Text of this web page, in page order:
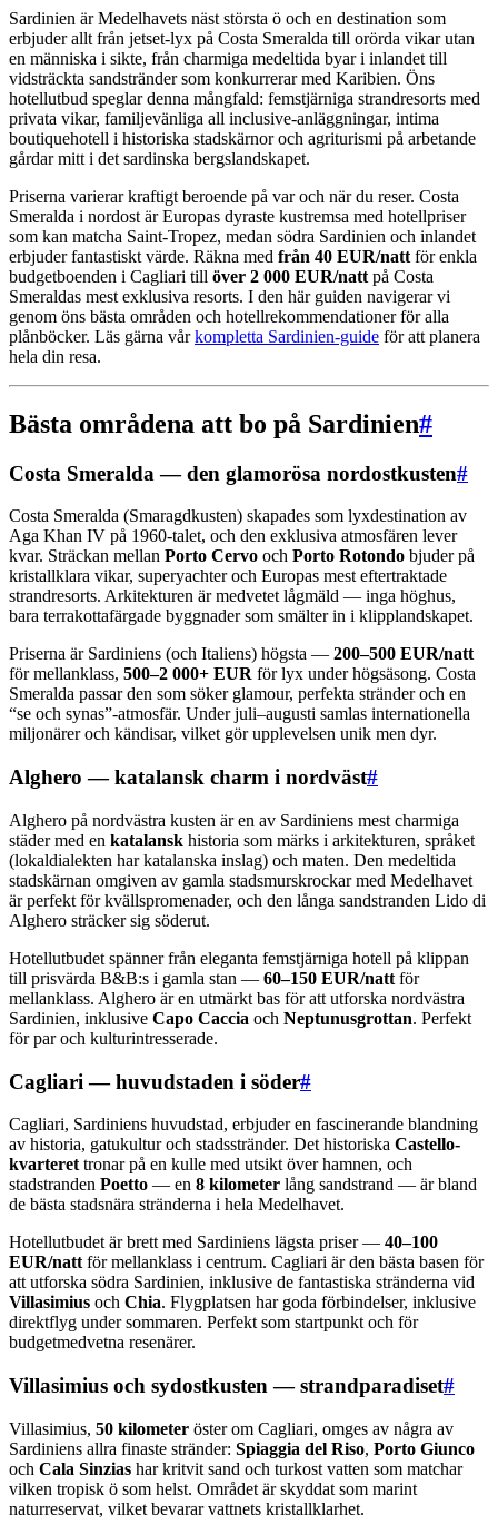
Sardinien är Medelhavets näst största ö och en destination som
erbjuder allt från jetset-lyx på Costa Smeralda till orörda vikar utan
en människa i sikte, från charmiga medeltida byar i inlandet till
vidsträckta sandstränder som konkurrerar med Karibien. Öns
hotellutbud speglar denna mångfald: femstjärniga strandresorts med
privata vikar, familjevänliga all inclusive-anläggningar, intima
boutiquehotell i historiska stadskärnor och agriturismi på arbetande
gårdar mitt i det sardinska bergslandskapet.
Priserna varierar kraftigt beroende på var och när du reser. Costa
Smeralda i nordost är Europas dyraste kustremsa med hotellpriser
som kan matcha Saint-Tropez, medan södra Sardinien och inlandet
erbjuder fantastiskt värde. Räkna med från 40 EUR/natt för enkla
budgetboenden i Cagliari till över 2 000 EUR/natt på Costa
Smeraldas mest exklusiva resorts. I den här guiden navigerar vi
genom öns bästa områden och hotellrekommendationer för alla
plånböcker. Läs gärna vårkompletta Sardinien-guide för att planera
hela din resa.
Bästa områdena att bo på Sardinien#
Costa Smeralda — den glamorösa nordostkusten#
Costa Smeralda (Smaragdkusten) skapades som lyxdestination av
Aga Khan IV på 1960-talet, och den exklusiva atmosfären lever
kvar. Sträckan mellan Porto Cervo och Porto Rotondo bjuder på
kristallklara vikar, superyachter och Europas mest eftertraktade
strandresorts. Arkitekturen är medvetet lågmäld — inga höghus,
bara terrakottafärgade byggnader som smälter in i klipplandskapet.
Priserna är Sardiniens (och Italiens) högsta — 200–500 EUR/natt
för mellanklass, 500–2 000+ EUR för lyx under högsäsong. Costa
Smeralda passar den som söker glamour, perfekta stränder och en
“se och synas”-atmosfär. Under juli–augusti samlas internationella
miljonärer och kändisar, vilket gör upplevelsen unik men dyr.
Alghero — katalansk charm i nordväst#
Alghero på nordvästra kusten är en av Sardiniens mest charmiga
städer med en katalansk historia som märks i arkitekturen, språket
(lokaldialekten har katalanska inslag) och maten. Den medeltida
stadskärnan omgiven av gamla stadsmurskrockar med Medelhavet
är perfekt för kvällspromenader, och den långa sandstranden Lido di
Alghero sträcker sig söderut.
Hotellutbudet spänner från eleganta femstjärniga hotell på klippan
till prisvärda B&B:s i gamla stan — 60–150 EUR/natt för
mellanklass. Alghero är en utmärkt bas för att utforska nordvästra
Sardinien, inklusive Capo Caccia och Neptunusgrottan. Perfekt
för par och kulturintresserade.
Cagliari — huvudstaden i söder#
Cagliari, Sardiniens huvudstad, erbjuder en fascinerande blandning
av historia, gatukultur och stadsstränder. Det historiska Castello-
kvarteret tronar på en kulle med utsikt över hamnen, och
stadstranden Poetto — en 8 kilometer lång sandstrand — är bland
de bästa stadsnära stränderna i hela Medelhavet.
Hotellutbudet är brett med Sardiniens lägsta priser — 40–100
EUR/natt för mellanklass i centrum. Cagliari är den bästa basen för
att utforska södra Sardinien, inklusive de fantastiska stränderna vid
Villasimius och Chia. Flygplatsen har goda förbindelser, inklusive
direktflyg under sommaren. Perfekt som startpunkt och för
budgetmedvetna resenärer.
Villasimius och sydostkusten — strandparadiset#
Villasimius, 50 kilometer öster om Cagliari, omges av några av
Sardiniens allra finaste stränder: Spiaggia del Riso, Porto Giunco
och Cala Sinzias har kritvit sand och turkost vatten som matchar
vilken tropisk ö som helst. Området är skyddat som marint
naturreservat, vilket bevarar vattnets kristallklarhet.